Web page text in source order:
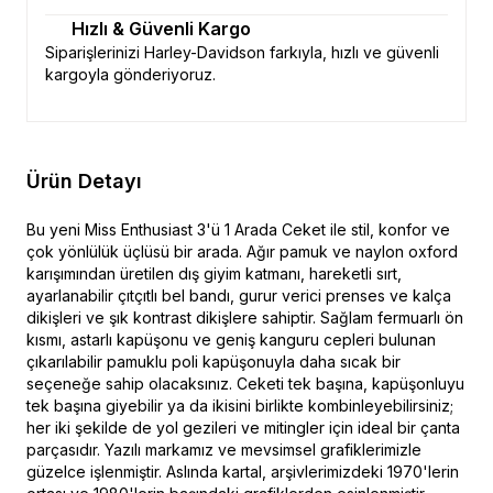
Hızlı & Güvenli Kargo
Siparişlerinizi Harley-Davidson farkıyla, hızlı ve güvenli
kargoyla gönderiyoruz.
Ürün Detayı
Bu yeni Miss Enthusiast 3'ü 1 Arada Ceket ile stil, konfor ve
çok yönlülük üçlüsü bir arada. Ağır pamuk ve naylon oxford
karışımından üretilen dış giyim katmanı, hareketli sırt,
ayarlanabilir çıtçıtlı bel bandı, gurur verici prenses ve kalça
dikişleri ve şık kontrast dikişlere sahiptir. Sağlam fermuarlı ön
kısmı, astarlı kapüşonu ve geniş kanguru cepleri bulunan
çıkarılabilir pamuklu poli kapüşonuyla daha sıcak bir
seçeneğe sahip olacaksınız. Ceketi tek başına, kapüşonluyu
tek başına giyebilir ya da ikisini birlikte kombinleyebilirsiniz;
her iki şekilde de yol gezileri ve mitingler için ideal bir çanta
parçasıdır. Yazılı markamız ve mevsimsel grafiklerimizle
güzelce işlenmiştir. Aslında kartal, arşivlerimizdeki 1970'lerin